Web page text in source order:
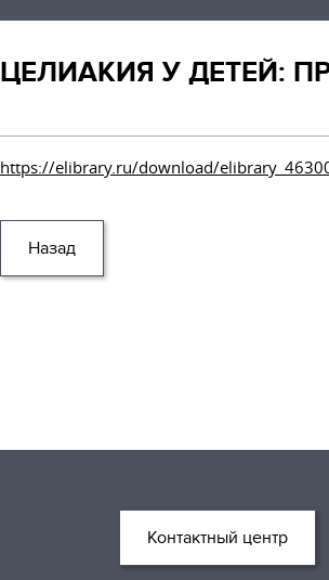
ЦЕЛИАКИЯ У ДЕТЕЙ:
https://elibrary.ru/download/
Назад
Контактный центр